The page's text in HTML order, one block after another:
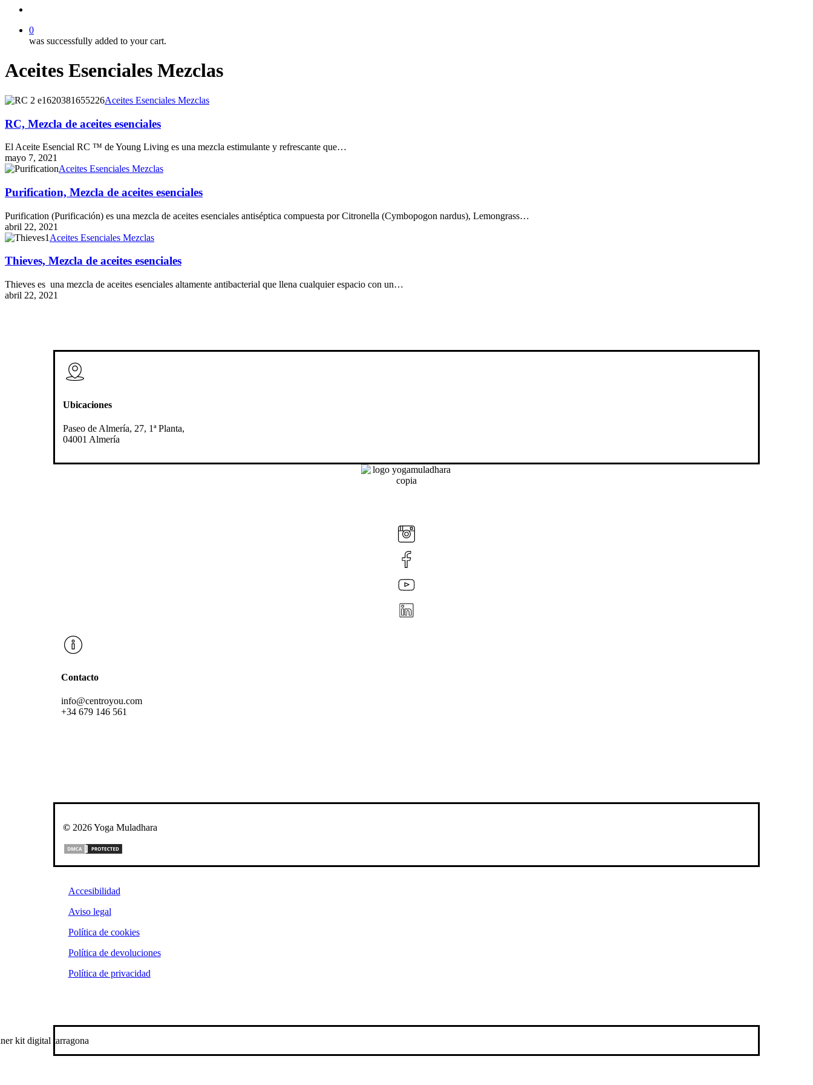
0
was successfully added to your cart.
Aceites Esenciales Mezclas
RC,
de
aceites
esenciales
Aceites Esenciales Mezclas
RC, Mezcla de aceites esenciales
El Aceite Esencial RC ™ de Young Living es una mezcla estimulante y refrescante que…
mayo 7, 2021
Purification,
de
aceites
esenciales
Aceites Esenciales Mezclas
Purification, Mezcla de aceites esenciales
Purification (Purificación) es una mezcla de aceites esenciales antiséptica compuesta por Citronella (Cymbopogon nardus), Lemongrass…
abril 22, 2021
Thieves,
de
esenciales
Aceites Esenciales Mezclas
Thieves, Mezcla de aceites esenciales
Thieves es una mezcla de aceites esenciales altamente antibacterial que llena cualquier espacio con un…
abril 22, 2021
Ubicaciones
Paseo de Almería, 27, 1ª Planta,
04001 Almería
Contacto
info@centroyou.com
+34 679 146 561
© 2026Yoga Muladhara
Accesibilidad
Aviso legal
Política de cookies
Política de devoluciones
Política de privacidad